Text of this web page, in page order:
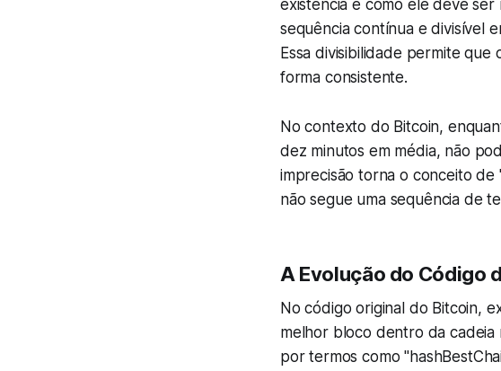
existência e como ele deve
sequência contínua e divisível
Essa divisibilidade permite
forma consistente.
No contexto do Bitcoin,
dez minutos em média, não
imprecisão torna o conceito de
não segue uma sequência de
A Evolução do Código
No código original do Bitcoin,
melhor bloco dentro da cadeia
por termos como